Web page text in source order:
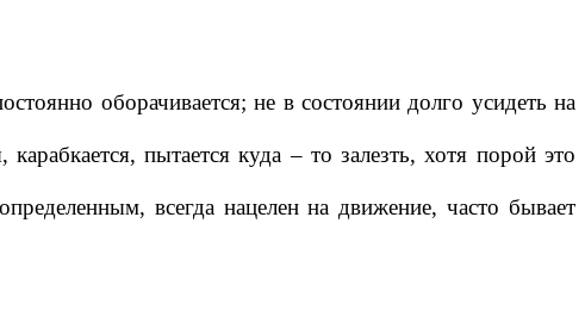
оборачивается; не в состоянии долго усидеть на
пытается куда – то залезть, хотя порой это
всегда нацелен на движение, часто бывает